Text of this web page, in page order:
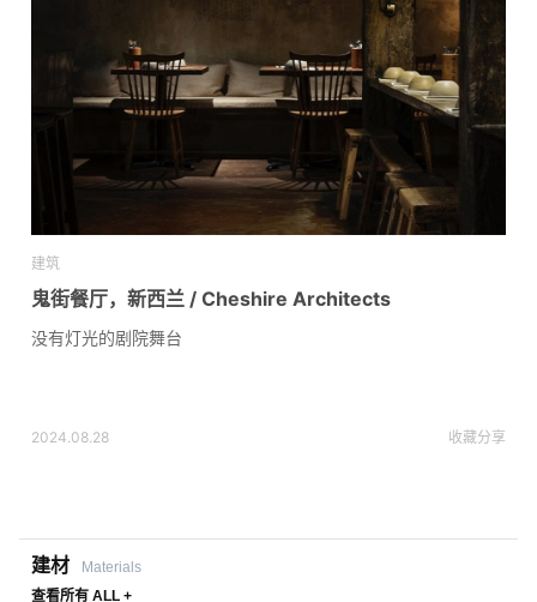
建筑
鬼街餐厅，新西兰 / Cheshire Architects
没有灯光的剧院舞台
2024.08.28 收藏分享
建材
Materials
查看所有 ALL +